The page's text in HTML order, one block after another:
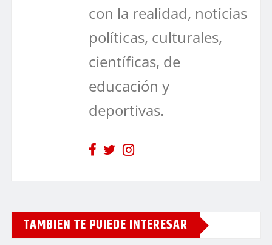
con la realidad, noticias
políticas, culturales,
científicas, de
educación y
deportivas.
TAMBIEN TE PUIEDE INTERESAR